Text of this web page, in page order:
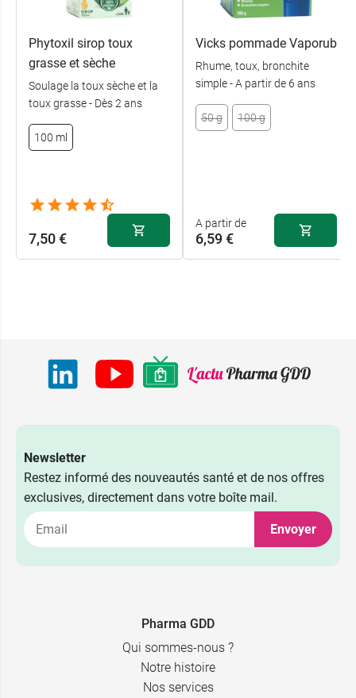
Phytoxil sirop toux
grasse et sèche
Soulage la toux sèche et la
toux grasse - Dès 2 ans
100 ml
7,50 €
Vicks pommade Vaporub
Rhume, toux, bronchite
simple - A partir de 6 ans
50 g 100 g
A partir de
6,59 €
Newsletter
Restez informé des nouveautés santé et de nos offres
exclusives, directement dans votre boîte mail.
Envoyer
Pharma GDD
Qui sommes-nous ?
Notre histoire
Nos services